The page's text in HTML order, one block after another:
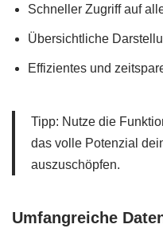
Schneller Zugriff auf
Übersichtliche
Effizientes und
Tipp: Nutze die
das volle Potenzial
auszuschöpfen.
Umfangreiche